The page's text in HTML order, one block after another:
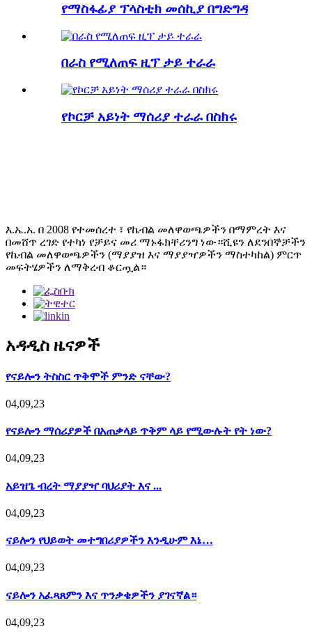
የማስፋፊያ ፕላስቲክ መሰኪያ በግድግዳ
በራስ የሚለጠፍ ዚፕ ታይ ተራራ
የኮርቻ አይነት ማሰሪያ ተራራ በስክሩ
እ.ኤ.አ. በ 2008 የተመሰረተ ፣ የኬብል መለዋወጫዎችን በማምረት እና
በመሸጥ ረገድ የተካነ የቻይና መሪ ማኑፋክቸሪንግ ነው።ሺዩን ለደንበኞቻችን
የኬብል መለዋወጫዎችን (ማያያዝ እና ማያያዣዎችን ማስተካከል) ምርጥ
መፍትሄዎችን ለማቅረብ ቆርጧል።
አዳዲስ ዜናዎች
የናይሎን ትስስር ጥቅሞች ምንድ ናቸው?
04,09,23
የናይሎን ማሰሪያዎች በአጠቃላይ ጥቅም ላይ የሚውሉት የት ነው?
04,09,23
አይዝጌ ብረት ማያያዣ ባህሪያት እና ...
04,09,23
ናይሎን የህይወት መተግበሪያዎችን እንዲሁም እኔ…
04,09,23
ናይሎን አፈጻጸምን እና ጥንቃቄዎችን ያገናኛል።
04,09,23